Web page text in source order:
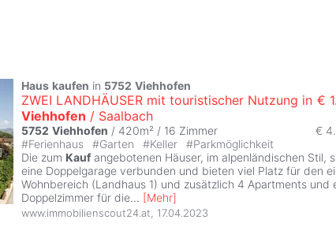
Haus kaufen in 5752 Viehhofen
ZWEI LANDHÄUSER mit touristischer Nutzung in
Viehhofen / Saalbach
€
5752 Viehhofen / 420m² / 16 Zimmer
€
#Ferienhaus #Garten #Keller #Parkmöglichkeit
Die zum Kauf angebotenen Häuser, im alpenländischen Stil,
eine Doppelgarage verbunden und bieten viel Platz für den
Wohnbereich (Landhaus 1) und zusätzlich 4 Apartments und
Doppelzimmer für die... [Mehr]
www.immobilienscout24.at 17.04.2023